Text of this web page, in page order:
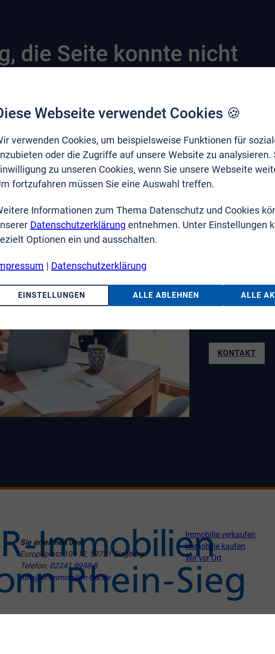
die Seite konnte nicht
Wir
KONTAKT
Sie erreichen uns:
Europaplatz 10–12, 53721 Siegburg
Telefon: 02241 9998-8
info@vr-immobilien-brs.de
Immobilie verkaufen
Immobilie kaufen
Wir vor Ort
Webseite verwendet Cookies 🍪
verwenden Cookies, um beispielsweise Funktionen für
oder die Zugriffe auf unsere Website zu analysieren.
zu unseren Cookies, wenn Sie unsere Webseite
fortzufahren müssen Sie eine Auswahl treffen.
Informationen zum Thema Datenschutz und Cookies
Datenschutzerklärung entnehmen. Unter Einstellungen
Optionen ein und ausschalten.
| Datenschutzerklärung
EINSTELLUNGEN ALLE ABLEHNEN ALLE